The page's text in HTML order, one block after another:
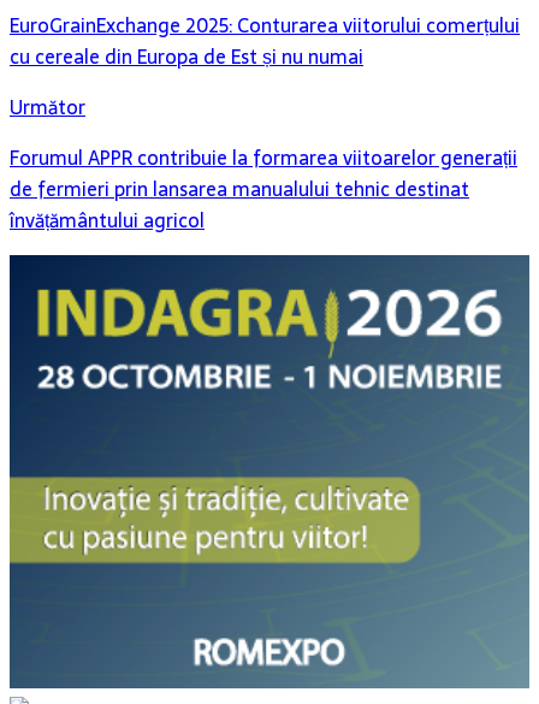
EuroGrainExchange 2025: Conturarea viitorului comerțului
cu cereale din Europa de Est și nu numai
Următor
Forumul APPR contribuie la formarea viitoarelor generații
de fermieri prin lansarea manualului tehnic destinat
învățământului agricol